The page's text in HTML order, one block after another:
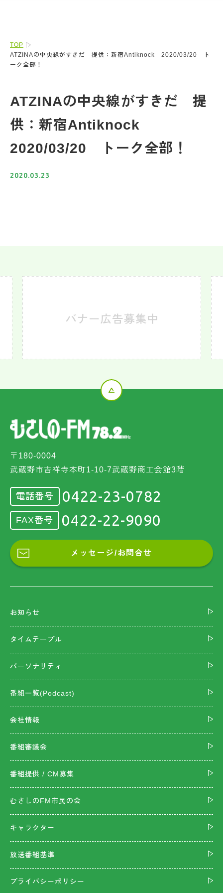
TOP
ATZINAの中央線がすきだ 提供：新宿Antiknock 2020/03/20 ト
ーク全部！
ATZINAの中央線がすきだ 提
供：新宿Antiknock
2020/03/20 トーク全部！
2020.03.23
〒180-0004
武蔵野市吉祥寺本町1-10-7武蔵野商工会館3階
電話番号 0422-23-0782
FAX番号 0422-22-9090
メッセージ/お問合せ
お知らせ
タイムテーブル
パーソナリティ
番組一覧(Podcast)
会社情報
番組審議会
番組提供 / CM募集
むさしのFM市民の会
キャラクター
放送番組基準
プライバシーポリシー